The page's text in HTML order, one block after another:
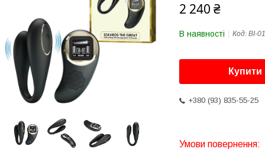
2 240 ₴
В наявності Код: BI-
Купити
+380 (93) 835-55-25